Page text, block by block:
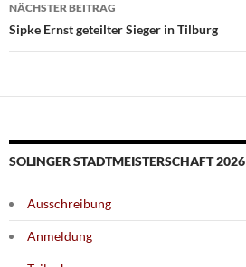
NÄCHSTER BEITRAG
Sipke Ernst geteilter Sieger in Tilburg
SOLINGER STADTMEISTERSCHAFT 2026
Ausschreibung
Anmeldung